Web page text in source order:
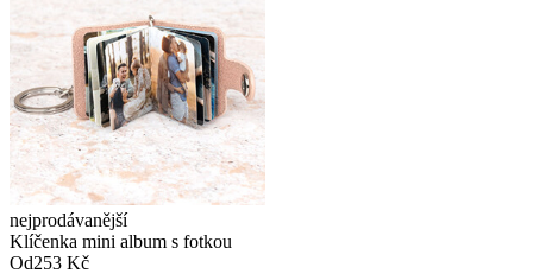
nejprodávanější
Klíčenka mini album s fotkou
Od253 Kč